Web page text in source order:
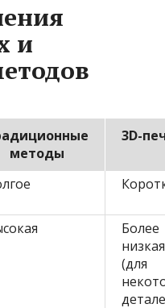
и
методы
3D-
Более
низкая
(для